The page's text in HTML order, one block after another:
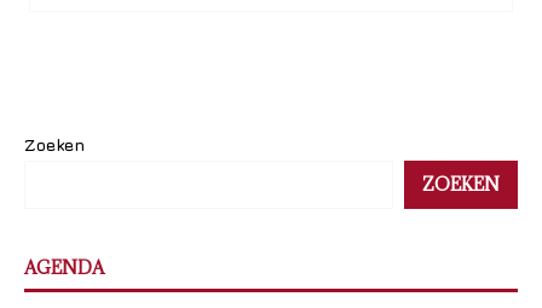
Zoeken
ZOEKEN
AGENDA